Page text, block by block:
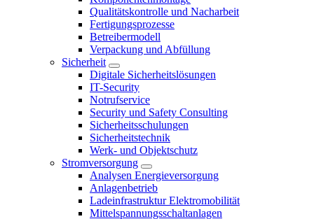
Qualitätskontrolle und Nacharbeit
Fertigungsprozesse
Betreibermodell
Verpackung und Abfüllung
Sicherheit
Digitale Sicherheitslösungen
IT-Security
Notrufservice
Security und Safety Consulting
Sicherheitsschulungen
Sicherheitstechnik
Werk- und Objektschutz
Stromversorgung
Analysen Energieversorgung
Anlagenbetrieb
Ladeinfrastruktur Elektromobilität
Mittelspannungsschaltanlagen